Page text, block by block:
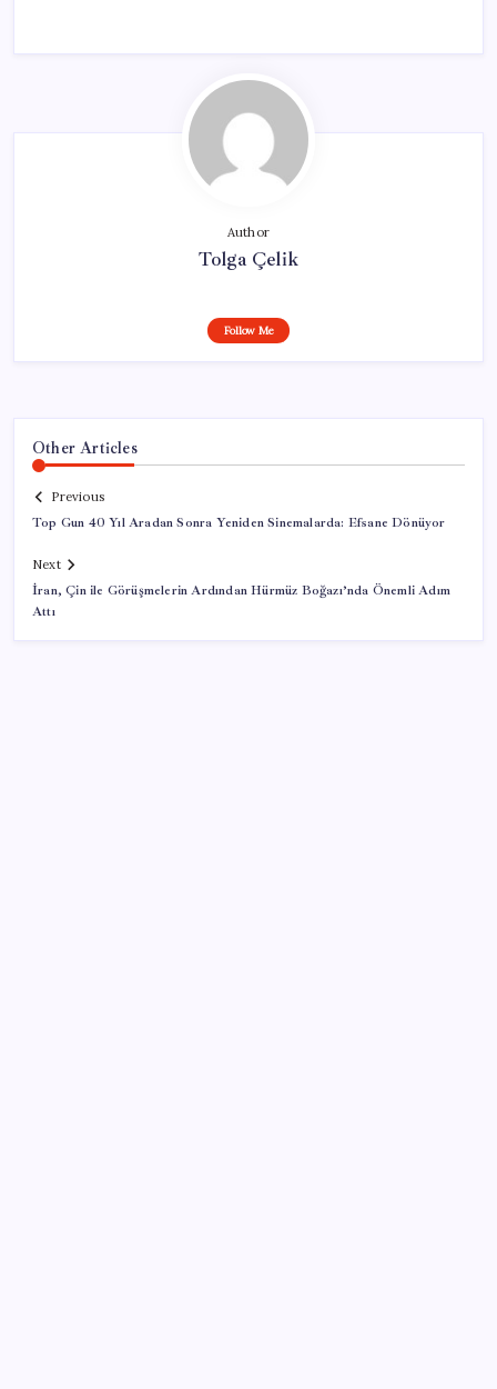
Author
Tolga Çelik
Follow Me
Other Articles
Previous
Top Gun 40 Yıl Aradan Sonra Yeniden Sinemalarda: Efsane Dönüyor
Next
İran, Çin ile Görüşmelerin Ardından Hürmüz Boğazı’nda Önemli Adım
Attı